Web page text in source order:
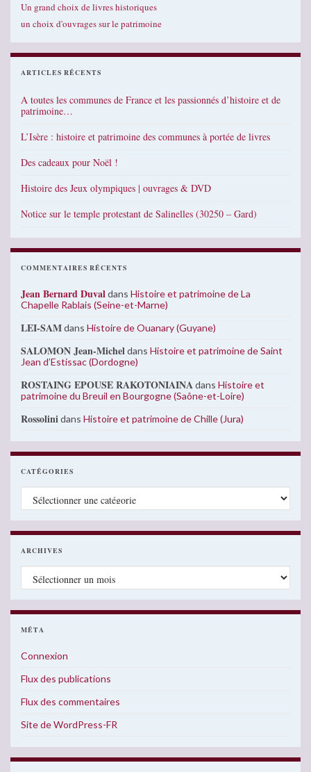
Un grand choix de livres historiques
un choix d'ouvrages sur le patrimoine
ARTICLES RÉCENTS
A toutes les communes de France et les passionnés d’histoire et de
patrimoine…
L’Isère : histoire et patrimoine des communes à portée de livres
Des cadeaux pour Noël !
Histoire des Jeux olympiques | ouvrages & DVD
Notice sur le temple protestant de Salinelles (30250 – Gard)
COMMENTAIRES RÉCENTS
Jean Bernard Duvaldans Histoire et patrimoine de La
Chapelle Rablais (Seine-et-Marne)
LEI-SAMdans Histoire de Ouanary (Guyane)
SALOMON Jean-Micheldans Histoire et patrimoine de Saint
Jean d’Estissac (Dordogne)
ROSTAING EPOUSE RAKOTONIAINAdans Histoire et
patrimoine du Breuil en Bourgogne (Saône-et-Loire)
Rossolinidans Histoire et patrimoine de Chille (Jura)
CATÉGORIES
Catégories
ARCHIVES
Archives
MÉTA
Connexion
Flux des publications
Flux des commentaires
Site de WordPress-FR